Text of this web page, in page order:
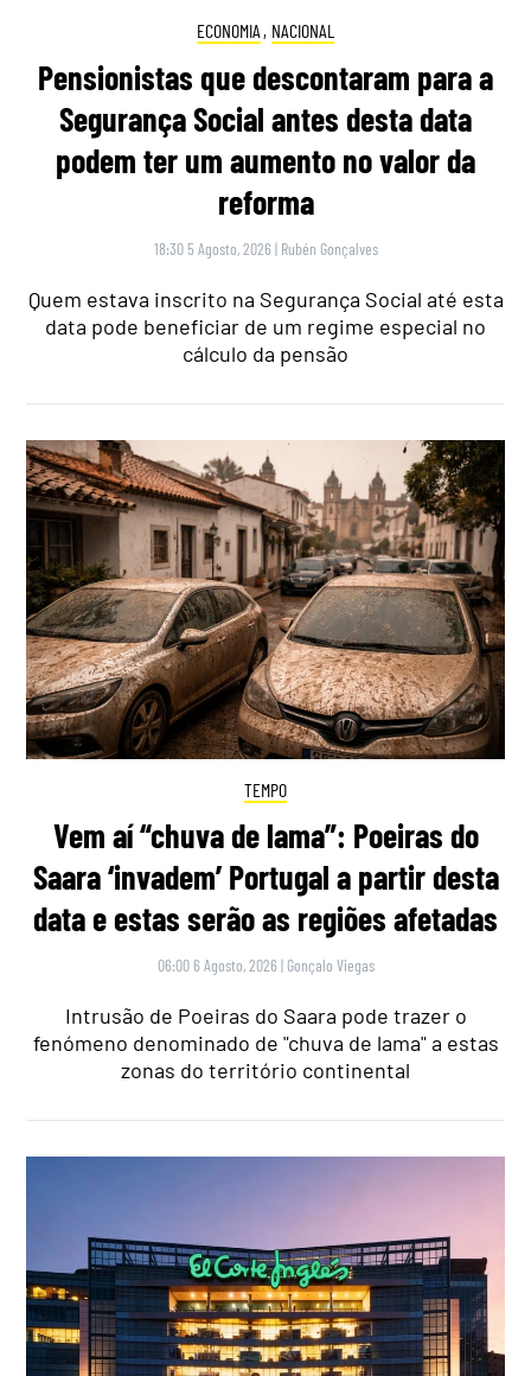
ECONOMIA , NACIONAL
Pensionistas que descontaram para a
Segurança Social antes desta data
podem ter um aumento no valor da
reforma
18:30 5 Agosto, 2026 | Rubén Gonçalves
Quem estava inscrito na Segurança Social até esta
data pode beneficiar de um regime especial no
cálculo da pensão
TEMPO
Vem aí “chuva de lama”: Poeiras do
Saara ‘invadem’ Portugal a partir desta
data e estas serão as regiões afetadas
06:00 6 Agosto, 2026 | Gonçalo Viegas
Intrusão de Poeiras do Saara pode trazer o
fenómeno denominado de "chuva de lama" a estas
zonas do território continental